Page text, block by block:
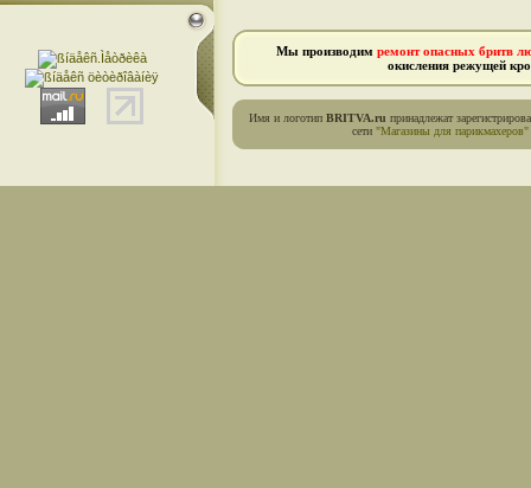
Мы производим ремонт опасных бритв
окисления режущей
Имя и логотип BRITVA.ru принадлежат
сети "Магазины для парикмахеров"